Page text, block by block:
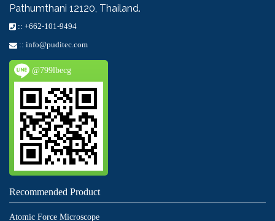
Pathumthani 12120, Thailand.
::+662-101-9494
:: info@puditec.com
@799lbecg
Recommended Product
Atomic Force Microscope